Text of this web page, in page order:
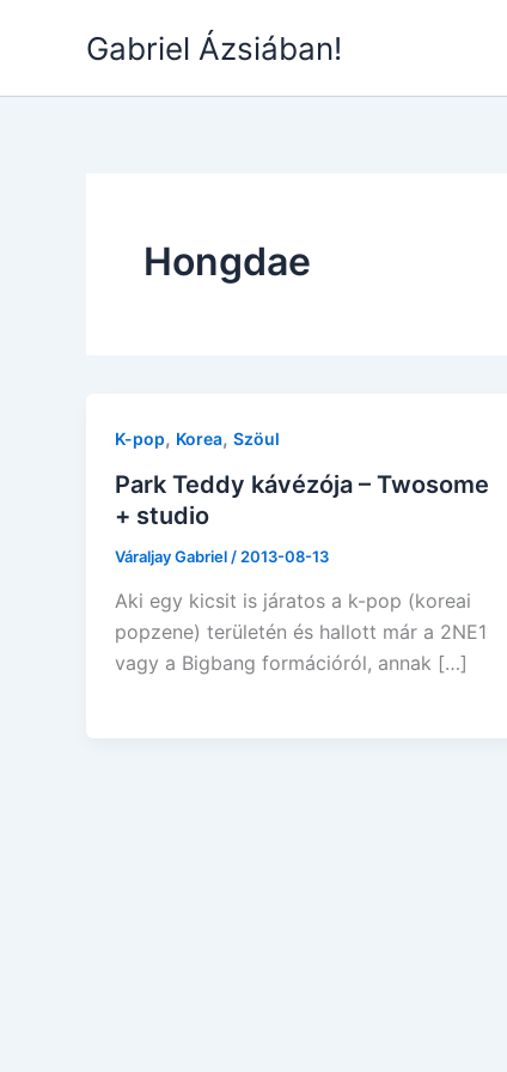
Gabriel Ázsiában!
Hongdae
K-pop, Korea, Szöul
Park Teddy kávézója – Twosome
+ studio
Váraljay Gabriel / 2013-08-13
Aki egy kicsit is járatos a k-pop (koreai
popzene) területén és hallott már a 2NE1
vagy a Bigbang formációról, annak […]